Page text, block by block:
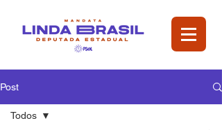
Post
Todos